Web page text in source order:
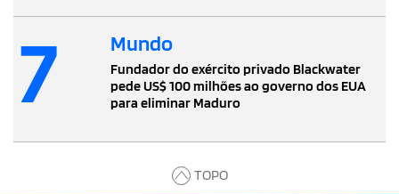
7 Mundo
Fundador do exército privado Blackwater
pede US$ 100 milhões ao governo dos EUA
para eliminar Maduro
TOPO